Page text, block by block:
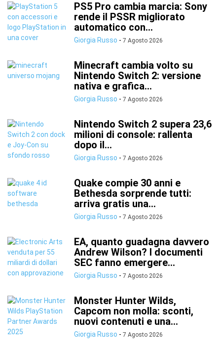
PS5 Pro cambia marcia: Sony
rende il PSSR migliorato
automatico con...
Giorgia Russo - 7 Agosto 2026
Minecraft cambia volto su
Nintendo Switch 2: versione
nativa e grafica...
Giorgia Russo - 7 Agosto 2026
Nintendo Switch 2 supera 23,6
milioni di console: rallenta
dopo il...
Giorgia Russo - 7 Agosto 2026
Quake compie 30 anni e
Bethesda sorprende tutti:
arriva gratis una...
Giorgia Russo - 7 Agosto 2026
EA, quanto guadagna davvero
Andrew Wilson? I documenti
SEC fanno emergere...
Giorgia Russo - 7 Agosto 2026
Monster Hunter Wilds,
Capcom non molla: sconti,
nuovi contenuti e una...
Giorgia Russo - 7 Agosto 2026